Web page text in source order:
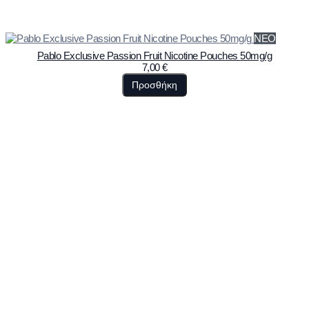
ΝΕΟ
Pablo Exclusive Passion Fruit Nicotine Pouches 50mg/g
7,00€
Προσθήκη